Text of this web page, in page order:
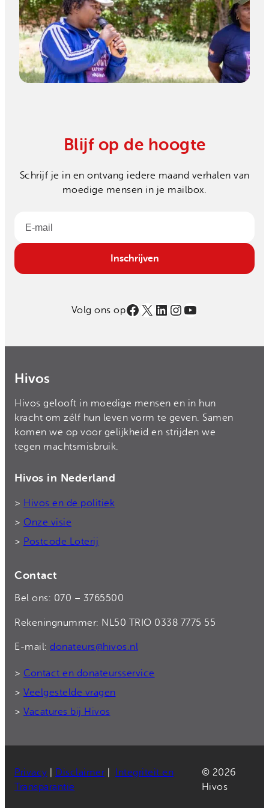
Blijf op de hoogte
Schrijf je in en ontvang iedere maand verhalen van
moedige mensen in je mailbox.
Email
Inschrijven
Volg ons opFacebook
X LinkedIn
Instagram
YouTube
Hivos
Hivos gelooft in moedige mensen en in hun
kracht om zélf hun leven vorm te geven. Samen
komen we op voor gelijkheid en strijden we
tegen machtsmisbruik.
Hivos in Nederland
> Hivos en de politiek
> Onze visie
> Postcode Loterij
Contact
Bel ons: 070 – 3765500
Rekeningnummer: NL50 TRIO 0338 7775 55
E-mail: donateurs@hivos.nl
> Contact en donateursservice
> Veelgestelde vragen
> Vacatures bij Hivos
Privacy Disclaimer|
Integriteit en
Transparantie
© 2026
Hivos